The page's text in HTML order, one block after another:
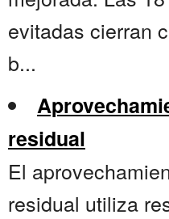
evitadas cierran
b...
residual
El
residual utiliza